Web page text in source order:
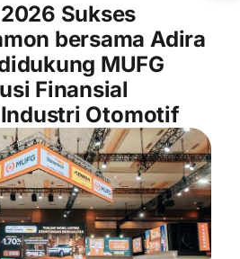
Sukses
bersama Adira
MUFG
Finansial
Otomotif